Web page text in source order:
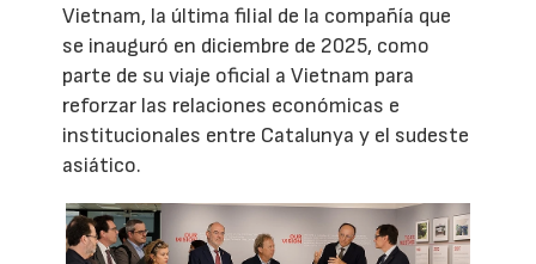
Vietnam, la última filial de la compañía que
se inauguró en diciembre de 2025, como
parte de su viaje oficial a Vietnam para
reforzar las relaciones económicas e
institucionales entre Catalunya y el sudeste
asiático.